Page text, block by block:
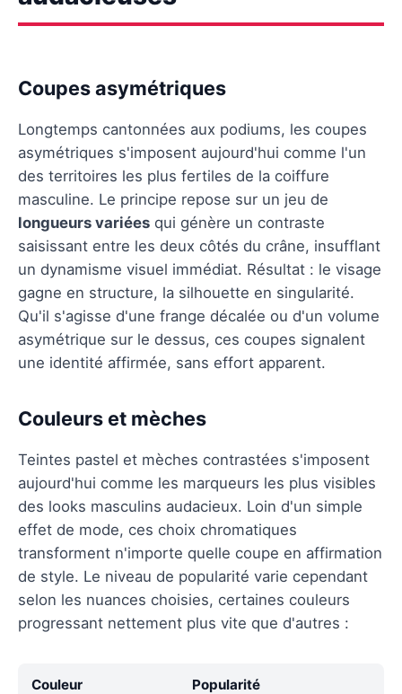
Coupes asymétriques
Longtemps cantonnées aux podiums, les coupes
asymétriques s'imposent aujourd'hui comme l'un
des territoires les plus fertiles de la coiffure
masculine. Le principe repose sur un jeu de
longueurs variées qui génère un contraste
saisissant entre les deux côtés du crâne, insufflant
un dynamisme visuel immédiat. Résultat : le visage
gagne en structure, la silhouette en singularité.
Qu'il s'agisse d'une frange décalée ou d'un volume
asymétrique sur le dessus, ces coupes signalent
une identité affirmée, sans effort apparent.
Couleurs et mèches
Teintes pastel et mèches contrastées s'imposent
aujourd'hui comme les marqueurs les plus visibles
des looks masculins audacieux. Loin d'un simple
effet de mode, ces choix chromatiques
transforment n'importe quelle coupe en affirmation
de style. Le niveau de popularité varie cependant
selon les nuances choisies, certaines couleurs
progressant nettement plus vite que d'autres :
Couleur Popularité